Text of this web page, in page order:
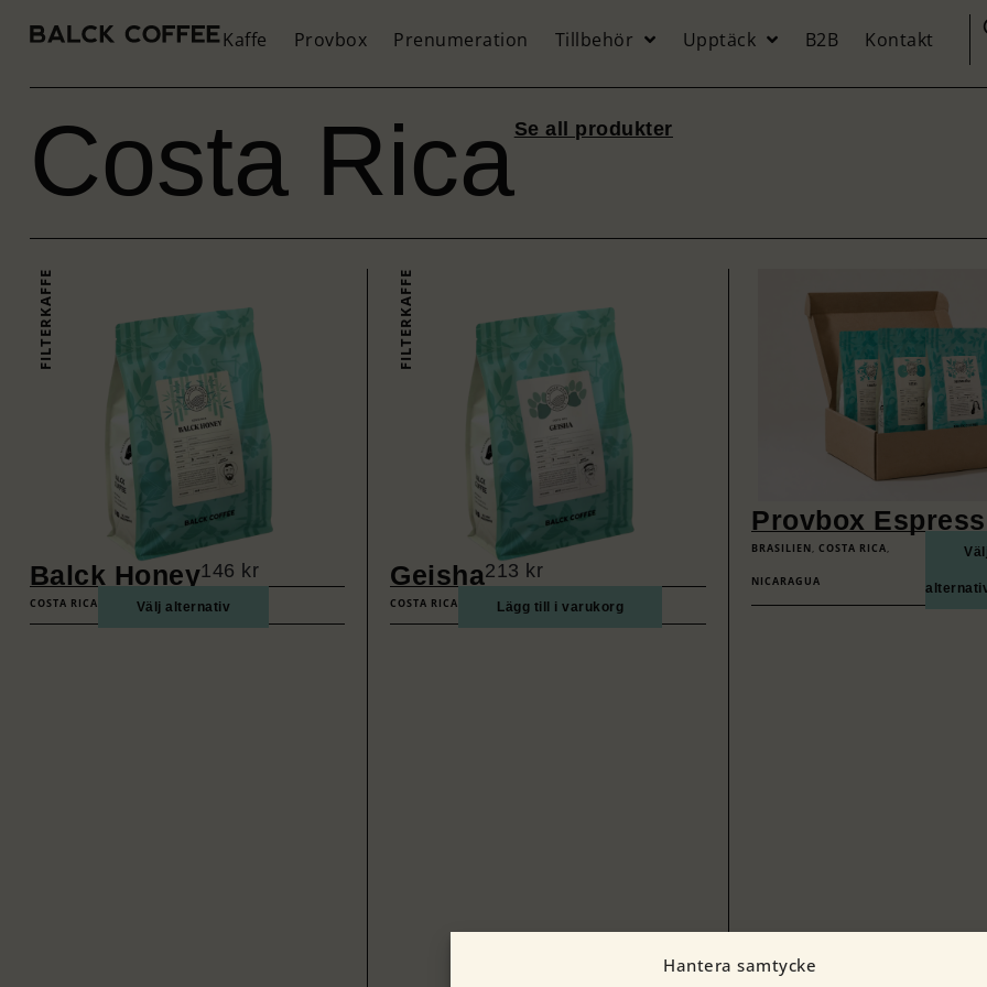
Hantera samtycke
Kaffe Provbox Prenumeration Tillbehör Upptäck B2B Kontakt
Costa RicaSe all produkter
FILTERKAFFE
Balck Honey146 kr
COSTA RICA Välj alternativ
FILTERKAFFE
Geisha213 kr
COSTA RICA Lägg till i varukorg
Provbox
BRASILIEN, COSTA RICA,
NICARAGUA